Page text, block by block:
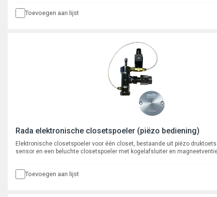
Toevoegen aan lijst
Rada elektronische closetspoeler (piëzo bediening)
Elektronische closetspoeler voor één closet, bestaande uit piëzo
sensor en een beluchte closetspoeler met kogelafsluiter en
Toevoegen aan lijst